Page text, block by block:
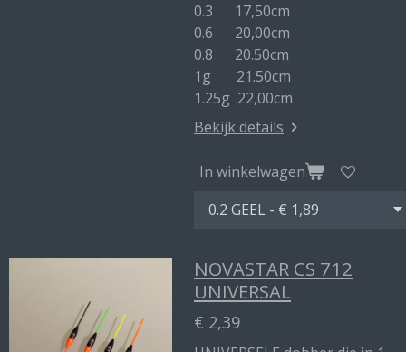
0.3 17,50cm
0.6 20,00cm
0.8 20.50cm
1g 21.50cm
1.25g 22,00cm
Bekijk details
In winkelwagen
NOVASTAR CS 712
UNIVERSAL
€ 2,39